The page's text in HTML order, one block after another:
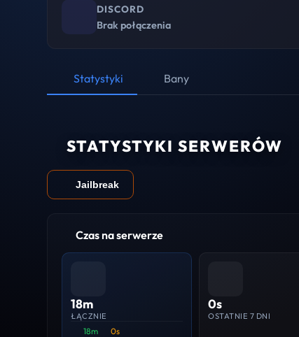
DISCORD
Brak połączenia
Statystyki Bany
STATYSTYKI SERWERÓW
Jailbreak
Czas na serwerze
18m
ŁĄCZNIE
18m 0s
0s
OSTATNIE 7 DNI